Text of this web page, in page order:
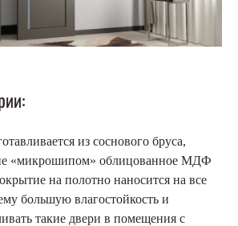
из соснового бруса,
«микрошипом» облицованное МДФ
на полотно наносится на все
большую влагостойкость и
такие двери в помещения с